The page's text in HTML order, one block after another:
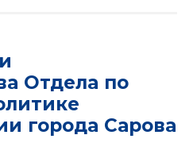
Отдела по
города Сарова